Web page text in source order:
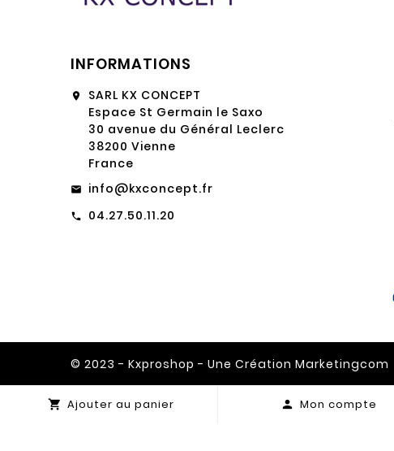
INFORMATIONS
location_on
SARL KX CONCEPT
Espace St Germain le Saxo
30 avenue du Général Leclerc
38200 Vienne
France
email info@kxconcept.fr
call 04.27.50.11.20
© 2023 - Kxproshop - Une Création Marketingcom
 Ajouter au panier  Mon compte